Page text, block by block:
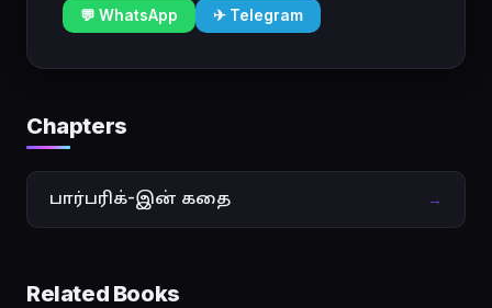
💬 WhatsApp ✈ Telegram
Chapters
பார்பரிக்-இன் கதை →
Related Books